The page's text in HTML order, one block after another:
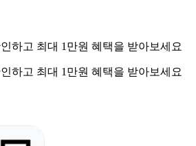
하고 최대 1만원 혜택을 받아보세요
하고 최대 1만원 혜택을 받아보세요